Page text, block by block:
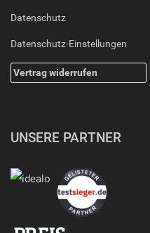
Datenschutz
Datenschutz-Einstellungen
Vertrag widerrufen
UNSERE PARTNER